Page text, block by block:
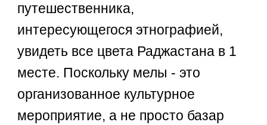
путешественника,
интересующегося этнографией,
увидеть все цвета Раджастана в 1
месте. Поскольку мелы - это
организованное культурное
мероприятие, а не просто базар